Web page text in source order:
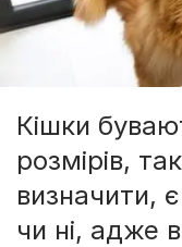
Кішки
розмірів,
визначити,
чи ні, адже